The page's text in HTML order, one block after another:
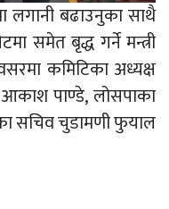
लगानी बढाउनुका साथै
समेत बृद्ध गर्ने मन्त्री
कमिटिका अध्यक्ष
पाण्डे, लोसपाका
सचिव चुडामणी फुयाल